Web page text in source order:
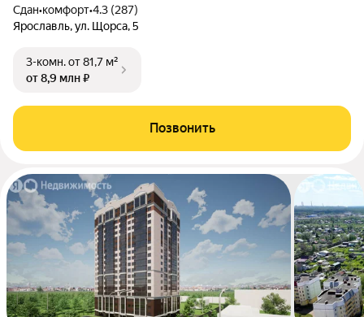
Сдан•комфорт•4.3 (287)
Ярославль, ул. Щорса, 5
3-комн.от 81,7 м²
от 8,9 млн ₽
Позвонить